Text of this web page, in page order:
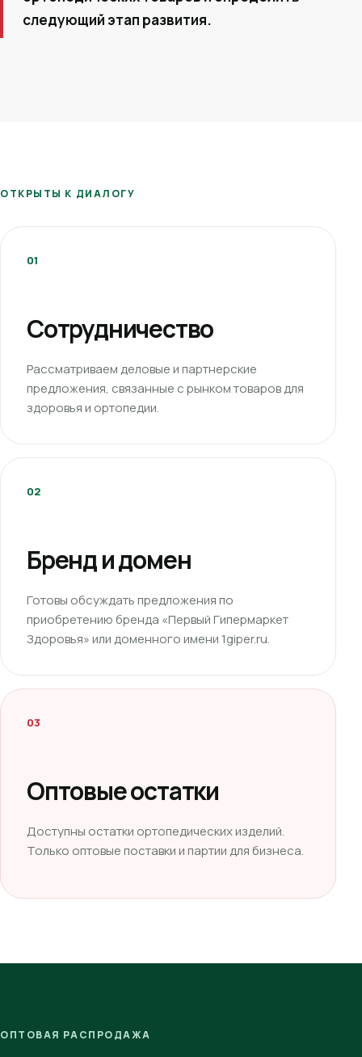
следующий этап развития.
ОТКРЫТЫ К ДИАЛОГУ
01
Сотрудничество
Рассматриваем деловые и партнерские
предложения, связанные с рынком товаров для
здоровья и ортопедии.
02
Бренд и домен
Готовы обсуждать предложения по
приобретению бренда «Первый Гипермаркет
Здоровья» или доменного имени 1giper.ru.
03
Оптовые остатки
Доступны остатки ортопедических изделий.
Только оптовые поставки и партии для бизнеса.
ОПТОВАЯ РАСПРОДАЖА